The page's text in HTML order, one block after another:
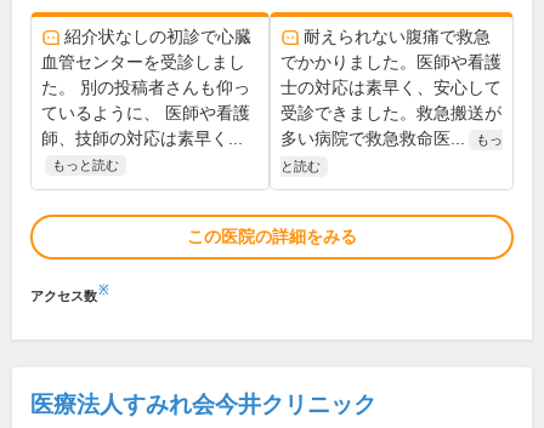
紹介状なしの初診で心臓
血管センターを受診しまし
た。 別の投稿者さんも仰っ
ているように、 医師や看護
師、技師の対応は素早く...
もっと読む
耐えられない腹痛で救急
でかかりました。医師や看護
士の対応は素早く、安心して
受診できました。救急搬送が
多い病院で救急救命医...
もっ
と読む
この医院の詳細をみる
アクセス数※
医療法人すみれ会今井クリニック